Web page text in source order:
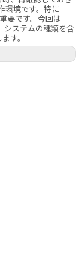
環境です。特に
要です。今回は
システムの種類を含
す。